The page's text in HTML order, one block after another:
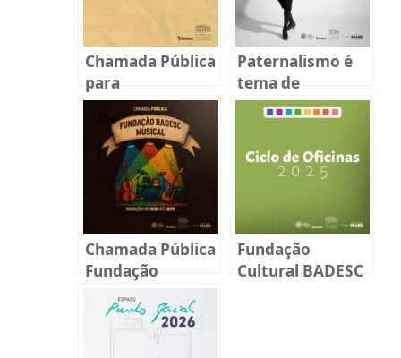
Chamada Pública
para
lançamentos de
livros 2026
Paternalismo é
tema de
exposição
coletiva inédita
em Florianópolis
Chamada Pública
Fundação
BADESC Musical
2025
Fundação
Cultural BADESC